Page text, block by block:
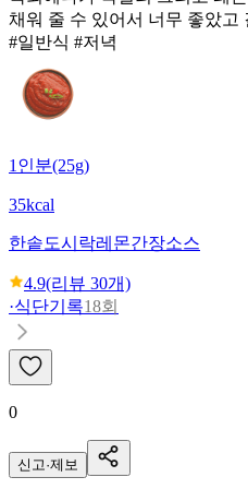
채워 줄 수 있어서 너무 좋았고
#일반식 #저녁
1인분(25g)
35kcal
한솥도시락레몬간장소스
4.9(리뷰 30개)
·식단기록18회
0
신고·제보